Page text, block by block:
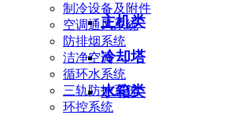
制冷设备及附件
空调通风系统
防排烟系统
洁净空调
循环水系统
三轨防护系统
环控系统
主机类
冷却塔
水箱类